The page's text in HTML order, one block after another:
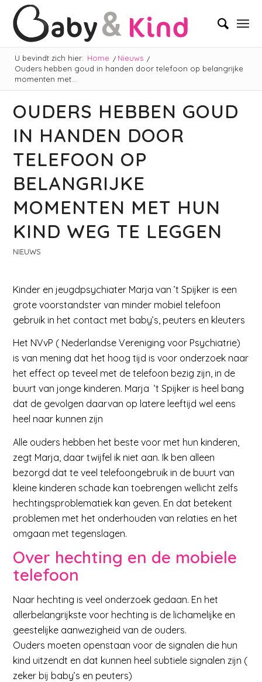
U bevindt zich hier: Home / Nieuws /
Ouders hebben goud in handen door telefoon op belangrijke
momenten met...
OUDERS HEBBEN GOUD
IN HANDEN DOOR
TELEFOON OP
BELANGRIJKE
MOMENTEN MET HUN
KIND WEG TE LEGGEN
NIEUWS
Kinder en jeugdpsychiater Marja van ’t Spijker is een
grote voorstandster van minder mobiel telefoon
gebruik in het contact met baby’s, peuters en kleuters
Het NVvP ( Nederlandse Vereniging voor Psychiatrie)
is van mening dat het hoog tijd is voor onderzoek naar
het effect op teveel met de telefoon bezig zijn, in de
buurt van jonge kinderen. Marja ’t Spijker is heel bang
dat de gevolgen daarvan op latere leeftijd wel eens
heel naar kunnen zijn
Alle ouders hebben het beste voor met hun kinderen,
zegt Marja, daar twijfel ik niet aan. Ik ben alleen
bezorgd dat te veel telefoongebruik in de buurt van
kleine kinderen schade kan toebrengen wellicht zelfs
hechtingsproblematiek kan geven. En dat betekent
problemen met het onderhouden van relaties en het
omgaan met tegenslagen.
Over hechting en de mobiele
telefoon
Naar hechting is veel onderzoek gedaan. En het
allerbelangrijkste voor hechting is de lichamelijke en
geestelijke aanwezigheid van de ouders.
Ouders moeten openstaan voor de signalen die hun
kind uitzendt en dat kunnen heel subtiele signalen zijn (
zeker bij baby’s en peuters)